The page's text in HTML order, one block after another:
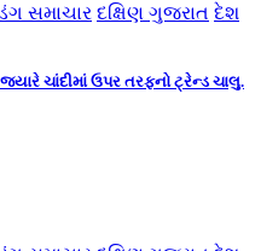
સમાચાર દક્ષિણ ગુજરાત દેશ
જ્યારે ચાંદીમાં ઉપર તરફનો ટ્રેન્ડ ચાલુ.